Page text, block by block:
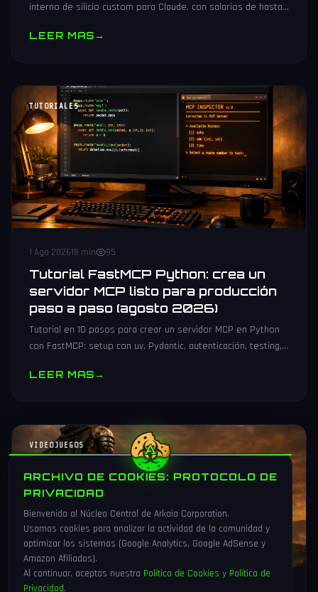
interno de silicio custom para Claude, con salarios de hasta
estrategia multi-chip.
LEER MAS→
TUTORIALES
1 Ago 202618 min 95
Tutorial FastMCP Python: crea un
servidor MCP listo para producción
paso a paso (agosto 2026)
Tutorial en 10 pasos para crear un servidor MCP en Python
con FastMCP: setup con uv, Pydantic, autenticación, testing,
LEER MAS→
VIDEOJUEGOS
ARCHIVO DE COOKIES: PROTOCOLO DE
PRIVACIDAD
Bienvenido al Núcleo Central de Arkaia Corporation.
Usamos cookies para analizar la actividad de la comunidad y
optimizar los sistemas (Google Analytics, Google AdSense y
Amazon Afiliados).
Al continuar, aceptas nuestra Política de Cookies y Política de
Privacidad.